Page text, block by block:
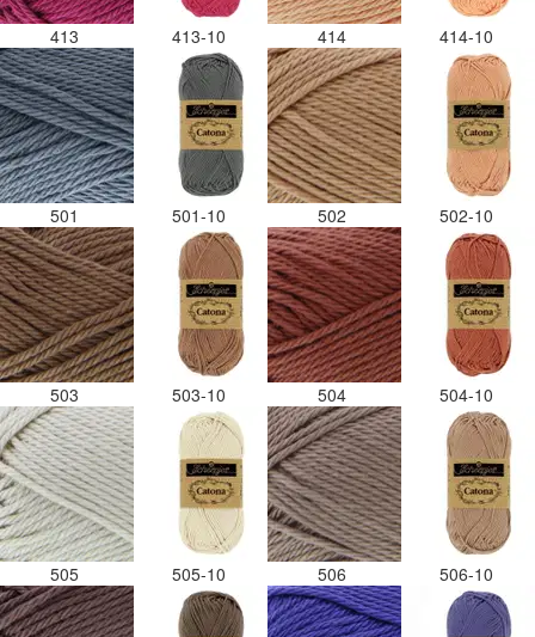
413 413-10 414 414-10
501 501-10 502 502-10
503 503-10 504 504-10
505 505-10 506 506-10